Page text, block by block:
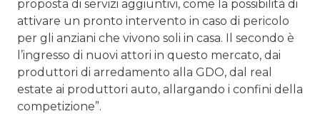
proposta di servizi aggiuntivi, come la possibilità di
attivare un pronto intervento in caso di pericolo
per gli anziani che vivono soli in casa. Il secondo è
l’ingresso di nuovi attori in questo mercato, dai
produttori di arredamento alla GDO, dal real
estate ai produttori auto, allargando i confini della
competizione”.